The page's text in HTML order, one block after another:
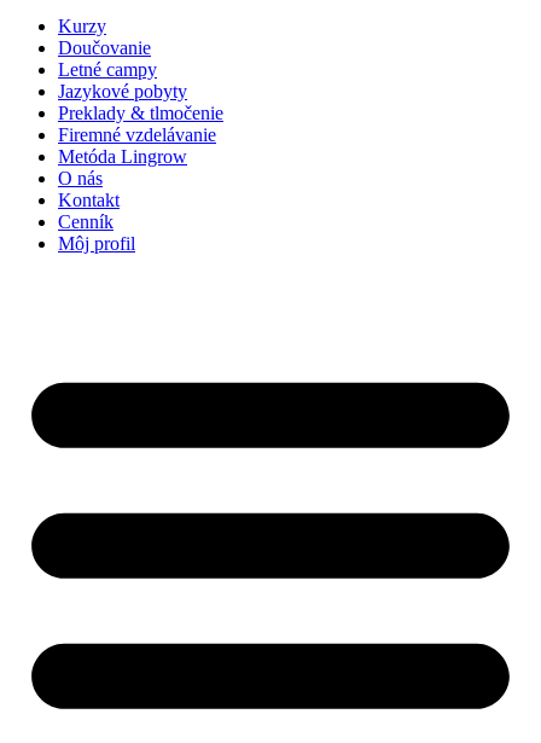
Kurzy
Doučovanie
Letné campy
Jazykové pobyty
Preklady & tlmočenie
Firemné vzdelávanie
Metóda Lingrow
O nás
Kontakt
Cenník
Môj profil